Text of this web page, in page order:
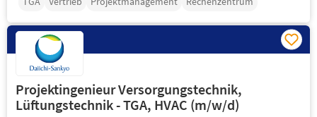
Projektingenieur Versorgungstechnik,
Lüftungstechnik - TGA, HVAC (m/w/d)